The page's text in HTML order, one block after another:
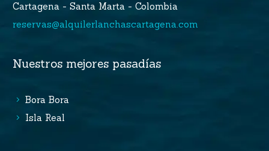
Cartagena - Santa Marta - Colombia
reservas@alquilerlanchascartagena.com
Nuestros mejores pasadías
Bora Bora
Isla Real